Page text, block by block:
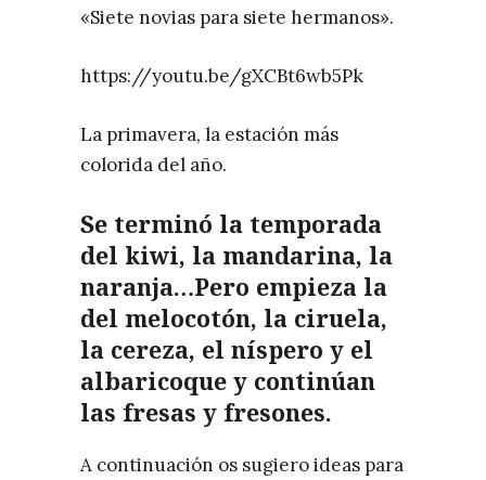
«Siete novias para siete hermanos».
https://youtu.be/gXCBt6wb5Pk
La primavera, la estación más
colorida del año.
Se terminó la temporada
del kiwi, la mandarina, la
naranja…Pero empieza la
del melocotón, la ciruela,
la cereza, el níspero y el
albaricoque y continúan
las fresas y fresones.
A continuación os sugiero ideas para